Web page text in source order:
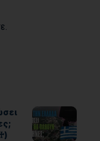
.